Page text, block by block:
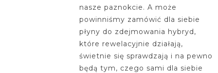
nasze paznokcie. A może
powinniśmy zamówić dla siebie
płyny do zdejmowania hybryd,
które rewelacyjnie działają,
świetnie się sprawdzają i na pewno
będą tym, czego sami dla siebie